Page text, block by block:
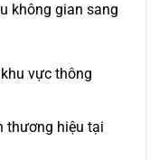
không gian sang
vực thông
thương hiệu tại